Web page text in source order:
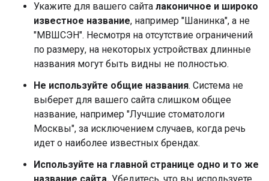
Укажите для вашего сайта лаконичное и широко
известное название, например "Шанинка", а не
"МВШСЭН". Несмотря на отсутствие ограничений
по размеру, на некоторых устройствах длинные
названия могут быть видны не полностью.
Не используйте общие названия. Система не
выберет для вашего сайта слишком общее
название, например "Лучшие стоматологи
Москвы", за исключением случаев, когда речь
идет о наиболее известных брендах.
Используйте на главной странице одно и то же